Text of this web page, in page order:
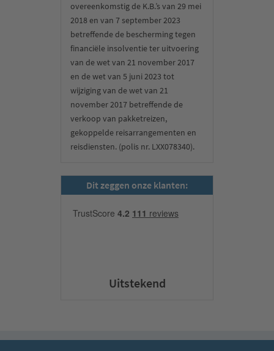
overeenkomstig de K.B.’s van 29 mei
2018 en van 7 september 2023
betreffende de bescherming tegen
financiële insolventie ter uitvoering
van de wet van 21 november 2017
en de wet van 5 juni 2023 tot
wijziging van de wet van 21
november 2017 betreffende de
verkoop van pakketreizen,
gekoppelde reisarrangementen en
reisdiensten. (polis nr. LXX078340).
Dit zeggen onze klanten:
Uitstekend